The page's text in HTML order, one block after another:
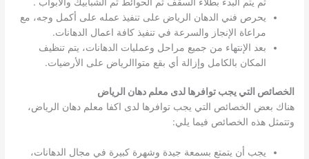
يحرص فني الدهان الرياض على تنفيذ عمله على أكمل وجه، مع
مراعاة الإنجاز والسرعة في تنفيذ كافة اعمال الدهانات.
بعد الإنتهاء من جميع مراحل وعمليات الدهانات، يتم تنظيف
المكان بالكامل وإزالة أي بقع متواالرياض على الأرضيات.
الخصائص التي يجب توافرها لدى معلم دهان الرياض
هناك بعض الخصائص التي يجب توافرها لدى اكفا معلم دهان الرياض،
وتتمثل هذه الخصائص فيما يلي:
يجب أن يتمتع بسمعة جيدة وشهرة كبيرة في مجال الدهانات،